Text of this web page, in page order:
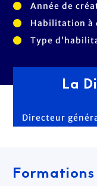
Année de
Habilitation à
Type
La
Directeur
Formations